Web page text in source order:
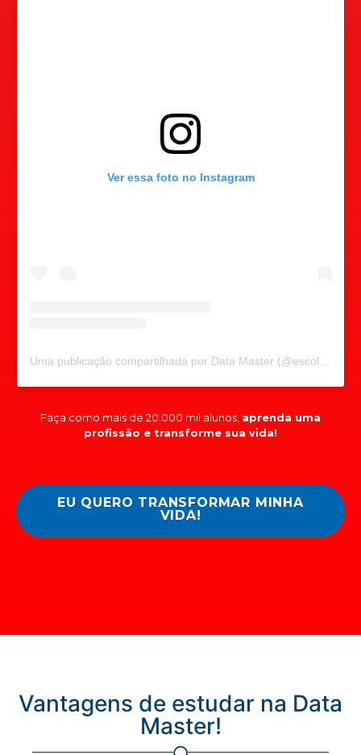
Ver essa foto no Instagram
Faça como mais de 20.000 mil alunos, aprenda uma
profissão e transforme sua vida!
EU QUERO TRANSFORMAR MINHA
VIDA!
Vantagens de estudar na Data
Master!